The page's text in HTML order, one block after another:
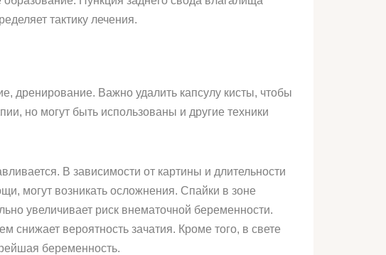
тактику лечения.
дренирование. Важно удалить капсулу кисты, чтобы
но могут быть использованы и другие техники
В зависимости от картины и длительности
могут возникать осложнения. Спайки в зоне
увеличивает риск внематочной беременности.
снижает вероятность зачатия. Кроме того, в свете
беременность.